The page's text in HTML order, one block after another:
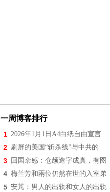
一周博客排行
1 2026年1月1日A4白纸自由宣言
2 刷屏的美国“斩杀线”与中共的
3 回国杂感：仓颉造字成真，有图
4 梅兰芳和兩位仍然在世的入室弟
5 安芃：男人的出轨和女人的出轨